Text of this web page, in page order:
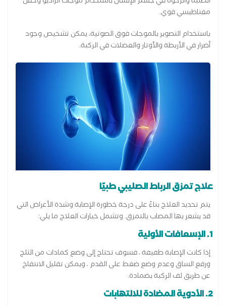
مغناطيسي قوي.
باستخدام التصوير بالموجات فوق الصوتية، يمكن تشخيص وجود
أضرار في الأربطة والأوتار والعضلات في الركبة.
علاج تمزق الرباط الصليبي طبيًا
يتم تحديد العلاج بناءً على درجة خطورة الإصابة وشدة الأعراض التي
قد يشعر بها المصاب بالتمزق. وتشمل خيارات العلاج ما يلي:
1. الإسعافات الأولية
إذا كانت الإصابة طفيفة ، فسوف تحتاج إلى وضع كمادات من الثلج
ورفع الساق وعدم وضع ضغط على القدم ، ويمكن تقليل الانتفاخ
عن طريق لف الركبة بضمادة.
2. الأدوية المضادة للالتهابات